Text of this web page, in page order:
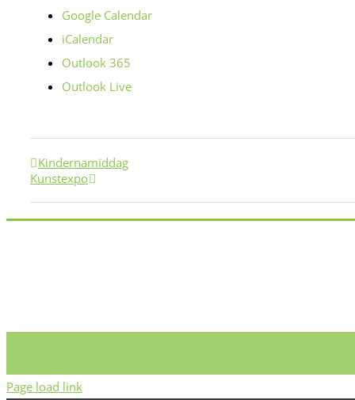
Google Calendar
iCalendar
Outlook 365
Outlook Live
Kindernamiddag
Kunstexpo
Page load link